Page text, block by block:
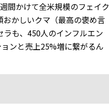
間かけて全米規模のフェイク
かしいクマ（最高の褒め言
も、450人のインフルエン
ンと売上25%増に繋がるん